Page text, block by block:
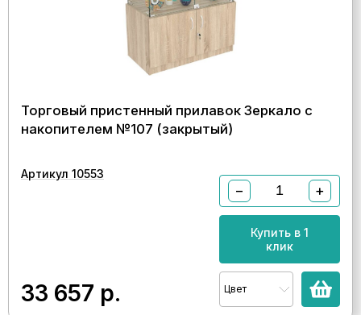
Торговый пристенный прилавок Зеркало с
накопителем №107 (закрытый)
Артикул 10553
33 657 р.
− +
Купить в 1
клик
Цвет